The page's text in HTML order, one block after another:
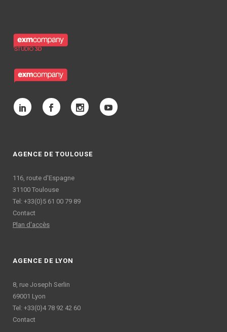
AGENCE DE TOULOUSE
116, route d'Espagne
31100 Toulouse
Tel: +33(0)5 61 00 79 89
Contact
Plan d'accès
AGENCE DE LYON
8, rue Joseph Serlin
69001 Lyon
Tel: +33(0)4 78 92 42 60
Contact